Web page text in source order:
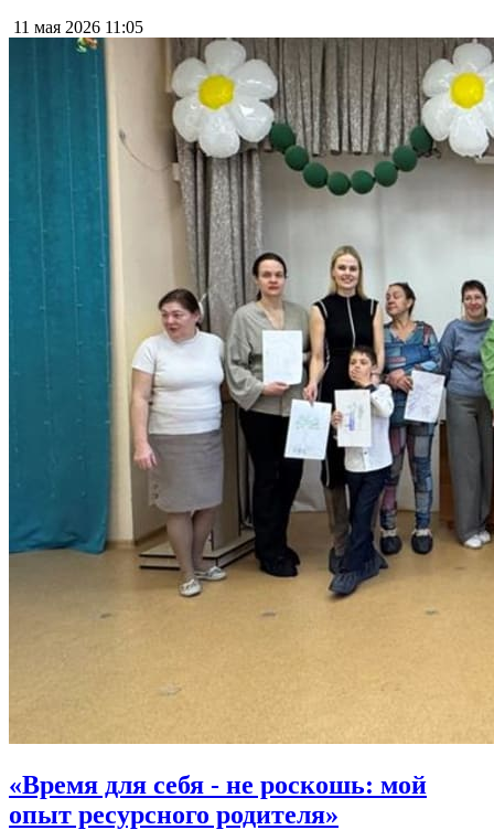
11 мая 2026 11:05
«Время для себя - не роскошь: мой
опыт ресурсного родителя»